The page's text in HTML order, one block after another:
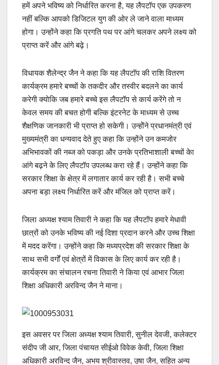
हमें अपने भविष्य को निर्धारित करना है, यह लैपटॉप एक उपकरण
नहीं बल्कि आपको डिजिटल युग की ओर ले जाने वाला माध्यम
होगा। उन्होंने कहा कि प्रगति पथ पर आंगे चलकर अपने लक्ष्य को
प्राप्त करें और आंगे बढ़े।
विधायक शैलेन्द्र जैन ने कहा कि यह लैपटॉप की राशि वितरण
कार्यक्रम हमारे बच्चों के तकदीर और तस्वीर बदलने का कार्य
करेगी क्योकि जब हमारे बच्चे इस लैपटॉप से कार्य करेंगे तो न
केवल समय की बचत होगी बल्कि इंटरनेट के माध्यम से उच्च
शैक्षणिक जानकारी भी प्राप्त हो सकेगी। उन्होेंने प्रधानमंत्री एवं
मुख्यमंत्री का धन्यवाद देते हुए कहा कि उन्होंने उन कमजोर
अभिभावकों की नब्ज को पकड़ा और उनके प्रतिभाशाली बच्चों केा
आंगे बढ़ने के लिए लैपटॉप उपलब्ध करा रहे हैं। उन्होंने कहा कि
सरकार शिक्षा के क्षेत्र में लगातार कार्य कर रही है। सभी बच्चे
अपना बड़ा लक्ष्य निर्धारित करें और मंजिल को प्राप्त करें।
जिला अध्यक्ष श्याम तिवारी ने कहा कि यह लैपटॉप हमारे मेधावी
छात्रों को उनके भविष्य की नई दिशा प्रदान करने और उच्च शिक्षा
में मदद करेंगा। उन्होंने कहा कि मध्यप्रदेश की सरकार शिक्षा के
साथ सभी वर्गों एवं क्षेत्रों में विकास के लिए कार्य कर रही है।
कार्यक्रम का संचालन रचना तिवारी ने किया एवं आभार जिला
शिक्षा अधिकारी अरविन्द जैन ने माना।
इस अवसर पर जिला अध्यक्ष श्याम तिवारी, सुनील देवजी, कलेक्टर
संदीप जी आर, जिला पंचायत सीईओ विवेक केवी, जिला शिक्षा
अधिकारी अरविन्द जैन, अभय श्रीवास्तव, उषा जैन, सहित अन्य